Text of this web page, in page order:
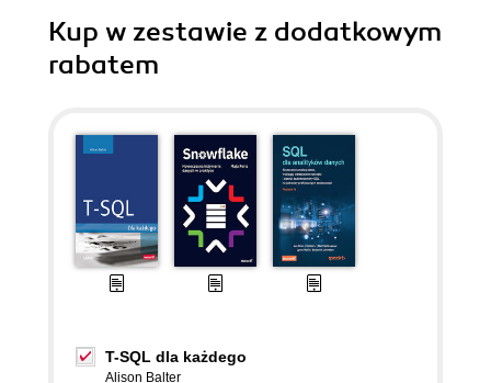
Kup w zestawie z dodatkowym
rabatem
T-SQL dla każdego
Alison Balter